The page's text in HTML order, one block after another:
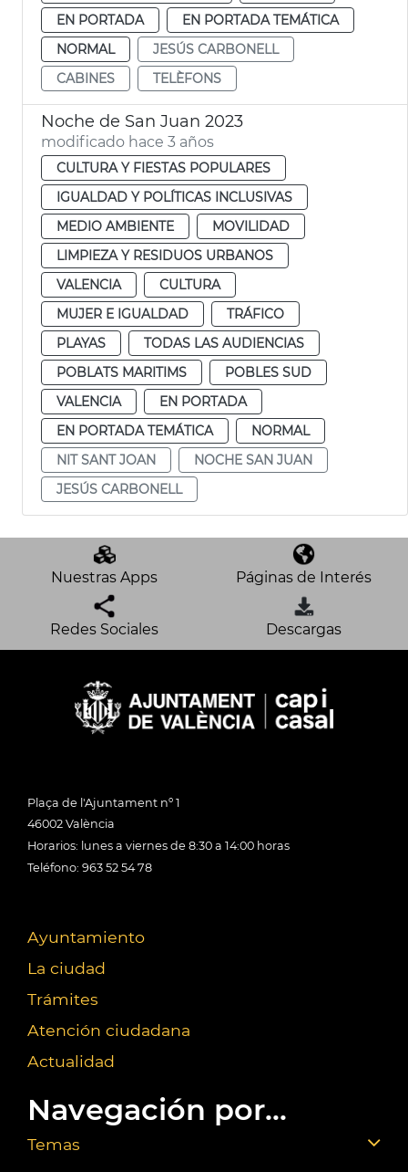
EN PORTADA
EN PORTADA TEMÁTICA
NORMAL
JESÚS CARBONELL
CABINES
TELÈFONS
Noche de San Juan 2023
modificado hace 3 años
CULTURA Y FIESTAS POPULARES
IGUALDAD Y POLÍTICAS INCLUSIVAS
MEDIO AMBIENTE
MOVILIDAD
LIMPIEZA Y RESIDUOS URBANOS
VALENCIA
CULTURA
MUJER E IGUALDAD
TRÁFICO
PLAYAS
TODAS LAS AUDIENCIAS
POBLATS MARITIMS
POBLES SUD
VALENCIA
EN PORTADA
EN PORTADA TEMÁTICA
NORMAL
NIT SANT JOAN
NOCHE SAN JUAN
JESÚS CARBONELL
Nuestras Apps Páginas de Interés
Redes Sociales Descargas
Plaça de l'Ajuntament nº 1
46002 València
Horarios: lunes a viernes de 8:30 a 14:00 horas
Teléfono: 963 52 54 78
Ayuntamiento
La ciudad
Trámites
Atención ciudadana
Actualidad
Navegación por...
Temas